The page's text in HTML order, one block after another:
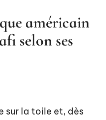
américain
selon ses
sur la toile et, dès